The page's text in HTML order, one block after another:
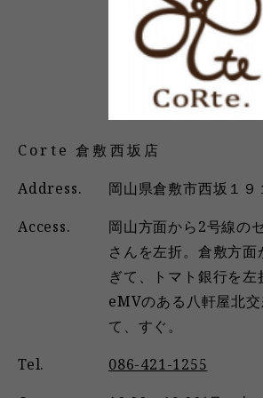
Corte 倉敷西坂店
Address.
岡山県倉敷市西坂１９
Access.
岡山方面から2号線の
さんを左折。倉敷方
ぎて、トマト銀行を左
eMVのある八軒屋北
て、すぐ。
Tel.
086-421-1255